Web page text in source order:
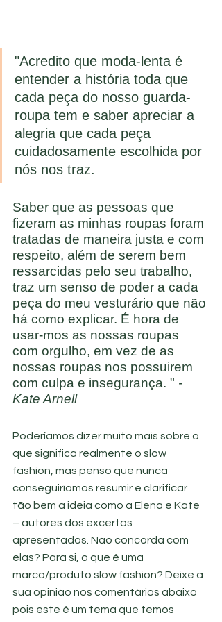
"Acredito que moda-lenta é
entender a história toda que
cada peça do nosso guarda-
roupa tem e saber apreciar a
alegria que cada peça
cuidadosamente escolhida por
nós nos traz.
Saber que as pessoas que
fizeram as minhas roupas foram
tratadas de maneira justa e com
respeito, além de serem bem
ressarcidas pelo seu trabalho,
traz um senso de poder a cada
peça do meu vesturário que não
há como explicar. É hora de
usar-mos as nossas roupas
com orgulho, em vez de as
nossas roupas nos possuirem
com culpa e insegurança. " -
Kate Arnell
Poderíamos dizer muito mais sobre o
que significa realmente o slow
fashion, mas penso que nunca
conseguiríamos resumir e clarificar
tão bem a ideia como a Elena e Kate
– autores dos excertos
apresentados. Não concorda com
elas? Para si, o que é uma
marca/produto slow fashion? Deixe a
sua opinião nos comentários abaixo
pois este é um tema que temos